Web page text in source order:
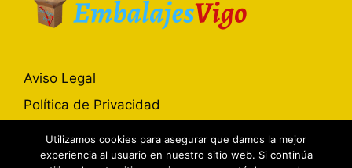
Aviso Legal
Política de Privacidad
Utilizamos cookies para asegurar que damos la mejor
experiencia al usuario en nuestro sitio web. Si continúa